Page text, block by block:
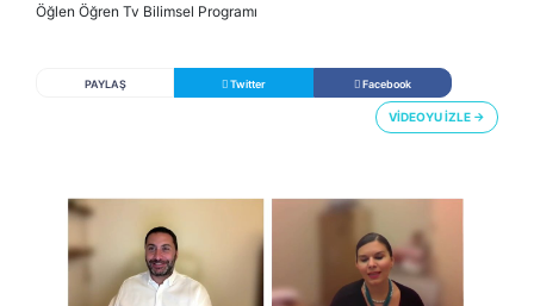
Öğlen Öğren Tv Bilimsel Programı
PAYLAŞ Twitter Facebook
VİDEOYU İZLE →